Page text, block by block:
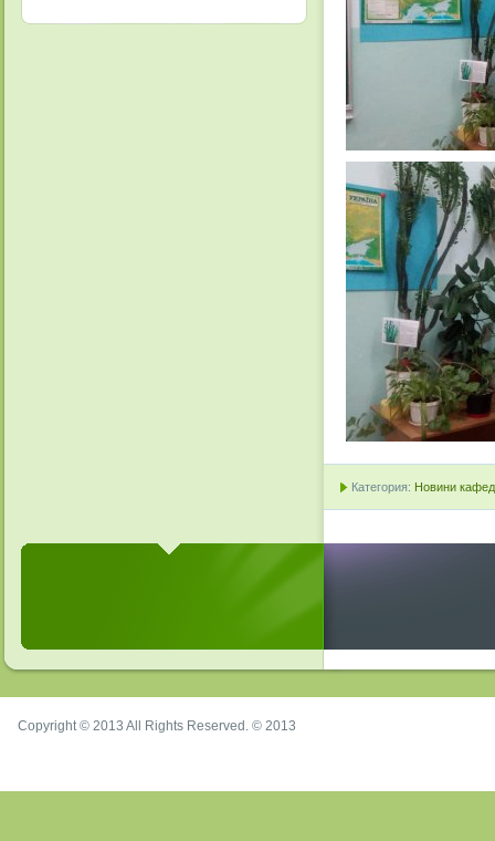
Категория: Новини
Copyright © 2013 All Rights Reserved. © 2013